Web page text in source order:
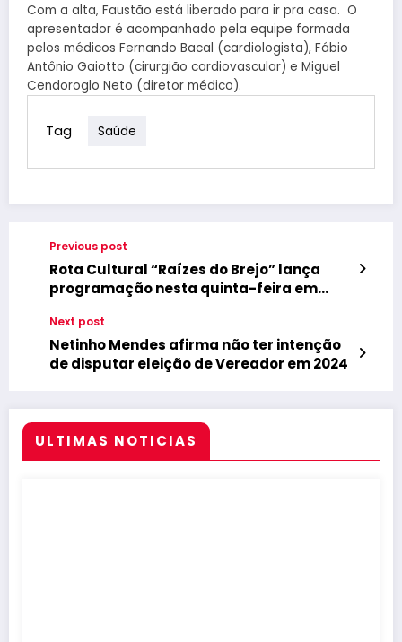
Com a alta, Faustão está liberado para ir pra casa. O
apresentador é acompanhado pela equipe formada
pelos médicos Fernando Bacal (cardiologista), Fábio
Antônio Gaiotto (cirurgião cardiovascular) e Miguel
Cendoroglo Neto (diretor médico).
Tag Saúde
Previous post
Rota Cultural “Raízes do Brejo” lança
programação nesta quinta-feira em
Next post
Netinho Mendes afirma não ter intenção
de disputar eleição de Vereador em 2024
ULTIMAS NOTICIAS